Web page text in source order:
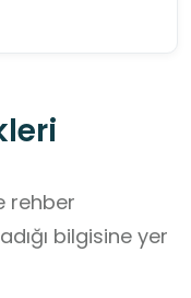
rehber
bilgisine yer